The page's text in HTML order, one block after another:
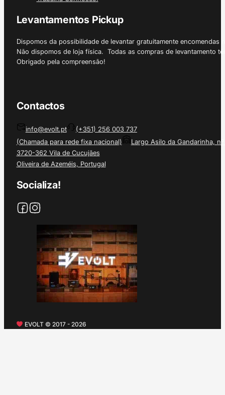
Levantamentos Pickup
Dispomos da possibilidade de levantar gratuitamente
Não dispomos de loja física. Todas as compras de levantamento
Obrigado pela compreensão!
Contactos
info@evolt.pt
(+351) 256 003 737
(Chamada para rede fixa nacional)
Largo Asilo da Gandarinha, nº
3720-362 Vila de Cucujães
Oliveira de Azeméis, Portugal
Socializa!
EVOLT © 2017 - 2026